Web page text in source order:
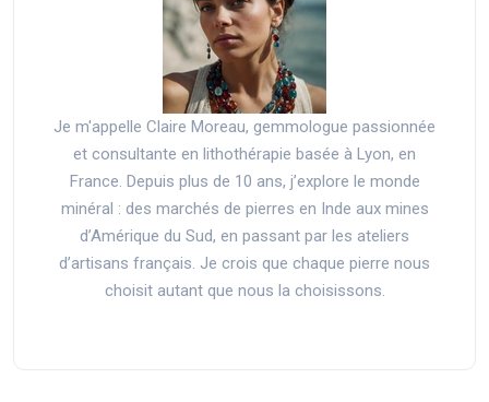
Je m'appelle Claire Moreau, gemmologue passionnée
et consultante en lithothérapie basée à Lyon, en
France. Depuis plus de 10 ans, j’explore le monde
minéral : des marchés de pierres en Inde aux mines
d’Amérique du Sud, en passant par les ateliers
d’artisans français. Je crois que chaque pierre nous
choisit autant que nous la choisissons.